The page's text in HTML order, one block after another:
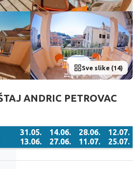
Sve slike (14)
ANDRIC PETROVAC
31.05.
13.06.
14.06.
27.06.
28.06.
11.07.
12.07.
25.07.
13.06.
27.06.
11.07.
25.07.